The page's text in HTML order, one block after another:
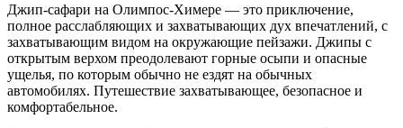
Джип-сафари на Олимпос-Химере — это приключение,
полное расслабляющих и захватывающих дух впечатлений, с
захватывающим видом на окружающие пейзажи. Джипы с
открытым верхом преодолевают горные осыпи и опасные
ущелья, по которым обычно не ездят на обычных
автомобилях. Путешествие захватывающее, безопасное и
комфортабельное.